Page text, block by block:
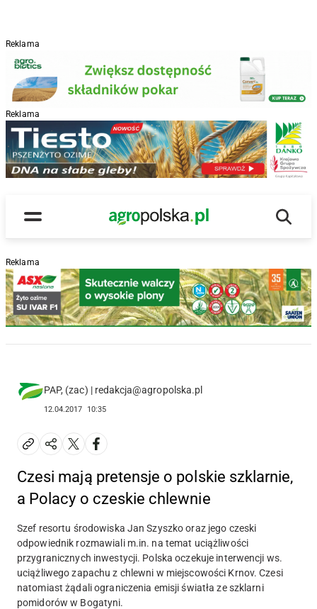
Reklama
Reklama
Menu
Main Logo
Reklama
PAP, (zac) | redakcja@agropolska.pl
12.04.2017 10:35
Czesi mają pretensje o polskie szklarnie,
a Polacy o czeskie chlewnie
Szef resortu środowiska Jan Szyszko oraz jego czeski
odpowiednik rozmawiali m.in. na temat uciążliwości
przygranicznych inwestycji. Polska oczekuje interwencji ws.
uciążliwego zapachu z chlewni w miejscowości Krnov. Czesi
natomiast żądali ograniczenia emisji światła ze szklarni
pomidorów w Bogatyni.